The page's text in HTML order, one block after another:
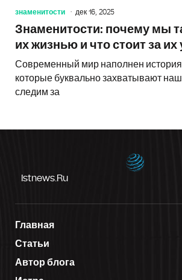
знаменитости дек 16, 2025
Знаменитости: почему мы
их жизнью и что стоит за их
Современный мир наполнен
которые буквально захватывают
следим за
Istnews.ru
Главная
Статьи
Автор блога